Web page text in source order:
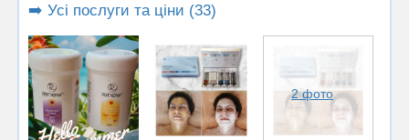
➡️ Усі послуги та ціни (33)
2 фото